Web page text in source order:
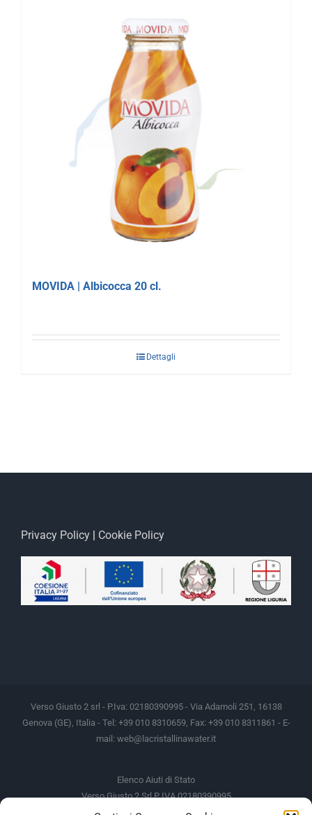
MOVIDA | Albicocca 20 cl.
Dettagli
Privacy Policy | Cookie Policy
Verso Giusto 2 srl - P.Iva: 02180390995 - Via Adamoli 251, 16138
Genova (GE), Italia - Tel: +39 010 8310659, Fax: +39 010 8311861 - E-
mail: web@lacristallinawater.it
Elenco Aiuti di Stato
Verso Giusto 2 Srl P IVA 02180390995